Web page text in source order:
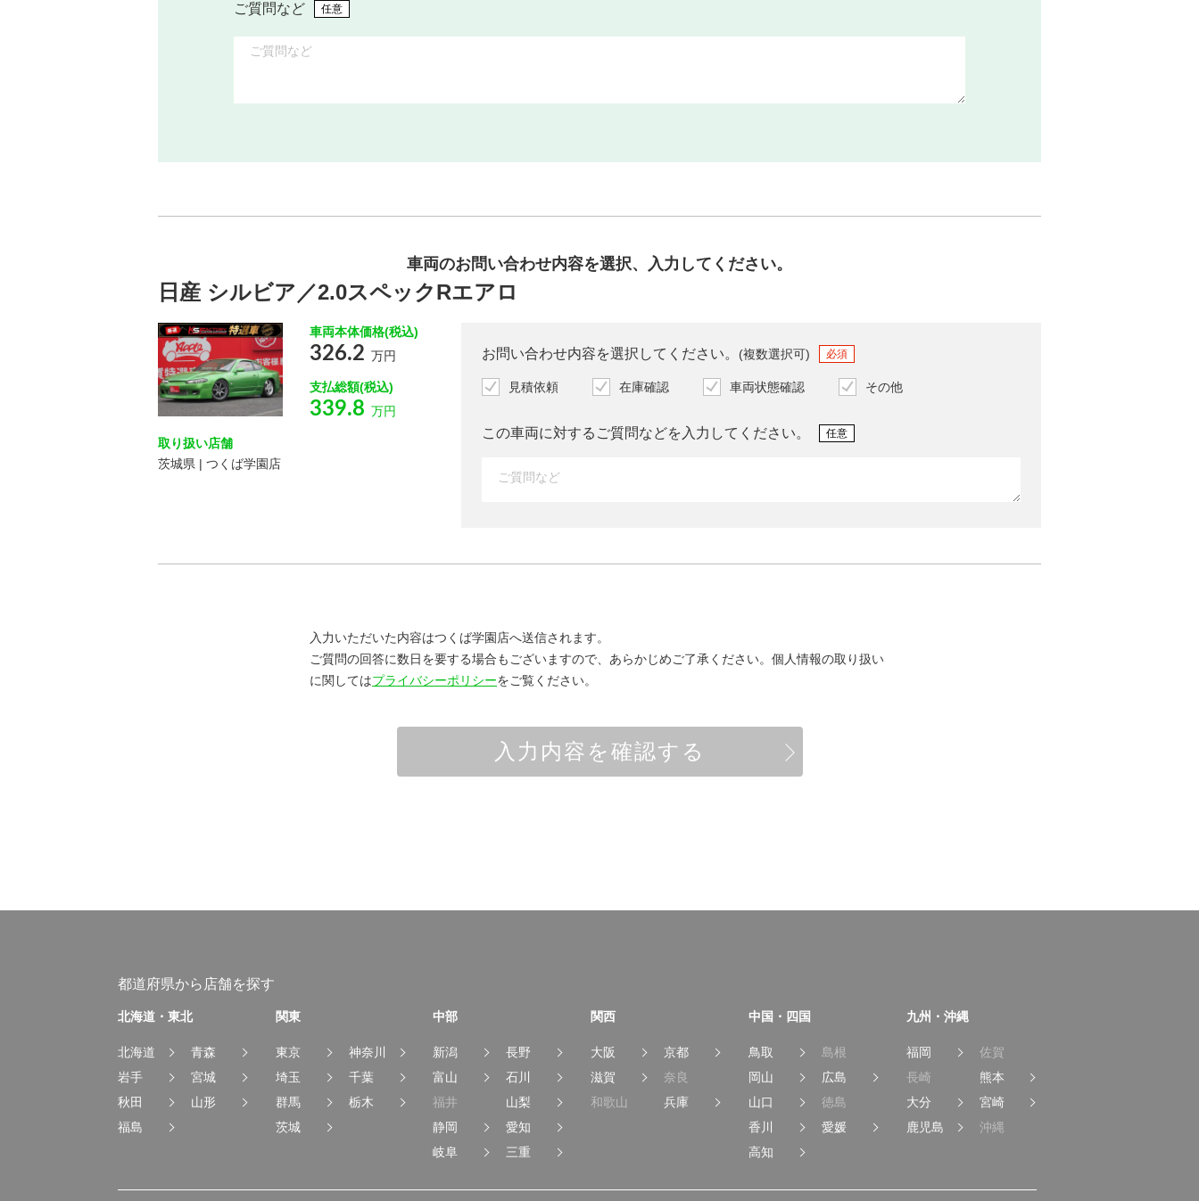
ご質問など 任意
車両のお問い合わせ内容を選択、入力してください。
日産 シルビア／2.0スペックRエアロ
車両本体価格(税込)
326.2 万円
支払総額(税込)
339.8 万円
取り扱い店舗
茨城県 | つくば学園店
お問い合わせ内容を選択してください。 (複数選択可) 必須
見積依頼 在庫確認 車両状態確認 その他
この車両に対するご質問などを入力して ください。 任意
入力いただいた内容はつくば学園店へ送信されます。
ご質問の回答に数日を要する場合もございますので、あらかじめご了承ください。 個人情報の取り扱い
に関してはプライバシーポリシーをご覧ください。
入力内容を確認する
都道府県から店舗を探す
北海道・東北
北海道
青森
岩手
宮城
秋田
山形
福島
関東
東京
神奈川
埼玉
千葉
群馬
栃木
茨城
中部
新潟
長野
富山
石川
福井
山梨
静岡
愛知
岐阜
三重
関西
大阪
京都
滋賀
奈良
和歌山
兵庫
中国・四国
鳥取
島根
岡山
広島
山口
徳島
香川
愛媛
高知
九州・沖縄
福岡
佐賀
長崎
熊本
大分
宮崎
鹿児島
沖縄